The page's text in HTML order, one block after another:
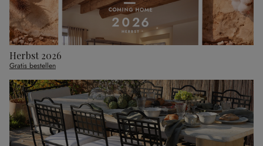
Herbst 2026
Gratis bestellen